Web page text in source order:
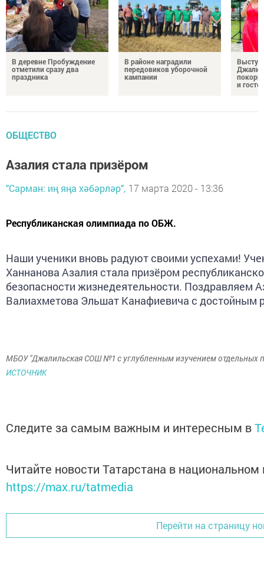
В деревне Пробуждение
отметили сразу два
праздника
В районе наградили
передовиков уборочной
кампании
и
ОБЩЕСТВО
Азалия стала призёром
"Сарман: иң яңа хәбәрләр", 17 марта 2020 - 13:36
Республиканская олимпиада по ОБЖ.
Наши ученики вновь радуют своими успехами!
Ханнанова Азалия стала призёром
безопасности жизнедеятельности. Поздравляем
Валиахметова Эльшат Канафиевича с достойным
МБОУ "Джалильская СОШ №1 с углубленным изучением отдельных
ИСТОЧНИК
Следите за самым важным и интересным в
Читайте новости Татарстана в
https://max.ru/tatmedia
Перейти на страницу